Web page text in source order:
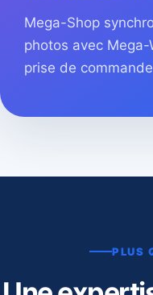
Mega-Shop
photos avec
prise de
PLUS